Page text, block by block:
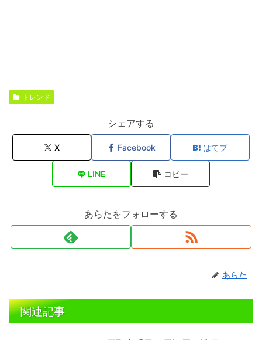
トレンド
シェアする
X Facebook はてブ
LINE コピー
あらたをフォローする
あらた
関連記事